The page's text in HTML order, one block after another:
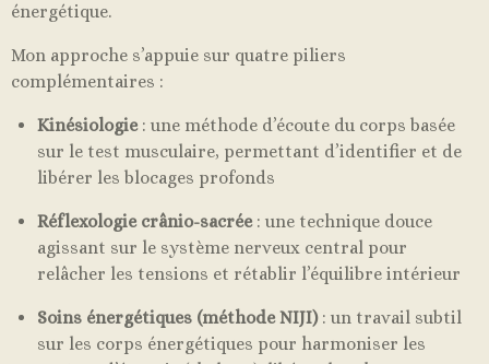
énergétique.
Mon approche s’appuie sur quatre piliers
complémentaires :
Kinésiologie: une méthode d’écoute du corps basée
sur le test musculaire, permettant d’identifier et de
libérer les blocages profonds
Réflexologie crânio-sacrée: une technique douce
agissant sur le système nerveux central pour
relâcher les tensions et rétablir l’équilibre intérieur
Soins énergétiques (méthode NIJI): un travail subtil
sur les corps énergétiques pour harmoniser les